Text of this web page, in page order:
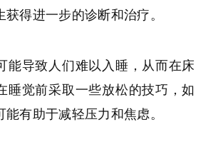
得进一步的诊断和治疗。
能导致人们难以入睡，从而在床
睡觉前采取一些放松的技巧，如
有助于减轻压力和焦虑。